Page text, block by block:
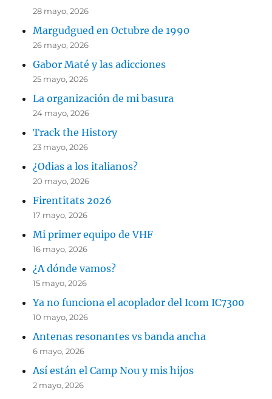
28 mayo, 2026
Margudgued en Octubre de 1990
26 mayo, 2026
Gabor Maté y las adicciones
25 mayo, 2026
La organización de mi basura
24 mayo, 2026
Track the History
23 mayo, 2026
¿Odias a los italianos?
20 mayo, 2026
Firentitats 2026
17 mayo, 2026
Mi primer equipo de VHF
16 mayo, 2026
¿A dónde vamos?
15 mayo, 2026
Ya no funciona el acoplador del Icom IC7300
10 mayo, 2026
Antenas resonantes vs banda ancha
6 mayo, 2026
Así están el Camp Nou y mis hijos
2 mayo, 2026